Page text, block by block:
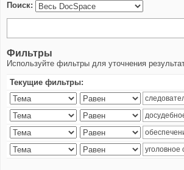
Поиск:
Фильтры
Используйте фильтры для уточнения
Текущие фильтры: